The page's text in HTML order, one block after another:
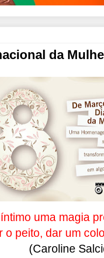
da
uma magia
o peito, dar um
(Caroline